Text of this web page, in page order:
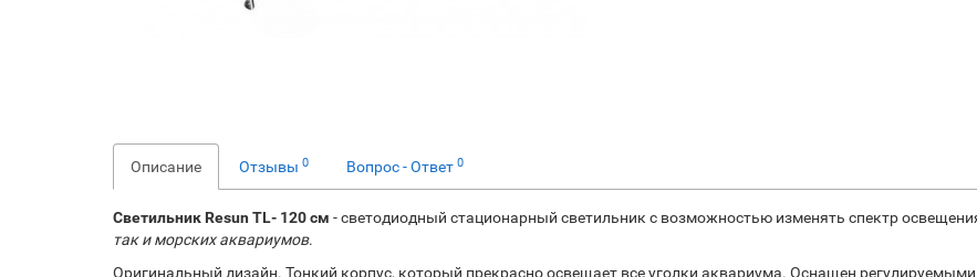
Описание Отзывы 0 Вопрос - Ответ 0
Светильник Resun TL- 120 см - светодиодный стационарный светильник с возможностью изменять спектр
так и морских аквариумов.
Оригинальный дизайн. Тонкий корпус, который прекрасно освещает все уголки аквариума. Оснащен